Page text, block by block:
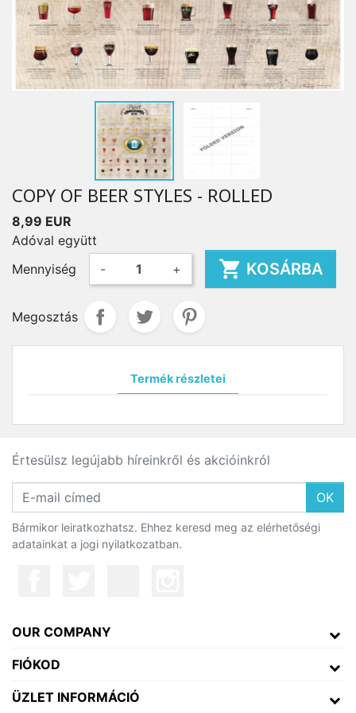
COPY OF BEER STYLES - ROLLED
8,99 EUR
Adóval együtt
Mennyiség
- +  KOSÁRBA
Megosztás
Termék részletei
Értesülsz legújabb híreinkről és akcióinkról
OK
Bármikor leiratkozhatsz. Ehhez keresd meg az elérhetőségi
adatainkat a jogi nyilatkozatban.
OUR COMPANY
FIÓKOD
ÜZLET INFORMÁCIÓ